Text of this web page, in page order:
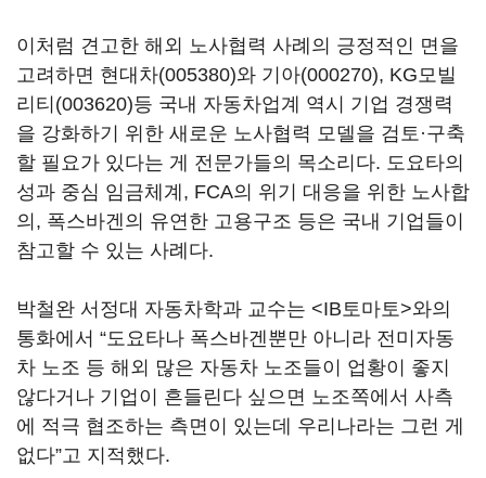
이처럼 견고한 해외 노사협력 사례의 긍정적인 면을
고려하면 현대차(005380)와 기아(000270), KG모빌
리티(003620)등 국내 자동차업계 역시 기업 경쟁력
을 강화하기 위한 새로운 노사협력 모델을 검토·구축
할 필요가 있다는 게 전문가들의 목소리다. 도요타의
성과 중심 임금체계, FCA의 위기 대응을 위한 노사합
의, 폭스바겐의 유연한 고용구조 등은 국내 기업들이
참고할 수 있는 사례다.
박철완 서정대 자동차학과 교수는 <IB토마토>와의
통화에서 “도요타나 폭스바겐뿐만 아니라 전미자동
차 노조 등 해외 많은 자동차 노조들이 업황이 좋지
않다거나 기업이 흔들린다 싶으면 노조쪽에서 사측
에 적극 협조하는 측면이 있는데 우리나라는 그런 게
없다”고 지적했다.